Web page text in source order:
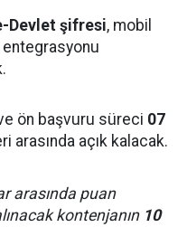
Devlet şifresi, mobil
entegrasyonu
ön başvuru süreci 07
arasında açık kalacak.
arasında puan
kontenjanın 10